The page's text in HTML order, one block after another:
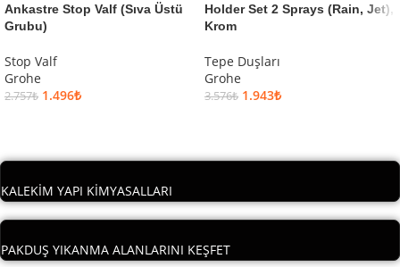
Ankastre Stop Valf (Sıva Üstü
Grubu)
Stop Valf
Grohe
2.757₺ 1.496₺
Holder Set 2 Sprays (Rain, Jet),
Krom
Tepe Duşları
Grohe
3.576₺ 1.943₺
KALEKİM YAPI KİMYASALLARI
PAKDUŞ YIKANMA ALANLARINI KEŞFET